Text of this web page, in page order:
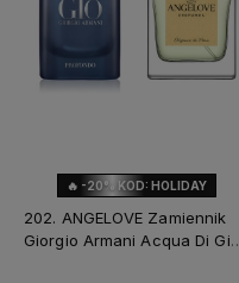
🔥 -20% KOD: HOLIDAY
202. ANGELOVE Zamiennik
Giorgio Armani Acqua Di Gio